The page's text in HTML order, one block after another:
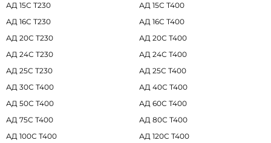
АД 15С Т230
АД 15С Т400
АД 16С Т230
АД 16С Т400
АД 20С Т230
АД 20С Т400
АД 24С Т230
АД 24С Т400
АД 25С Т230
АД 25С Т400
АД 30С Т400
АД 40С Т400
АД 50С Т400
АД 60С Т400
АД 75С Т400
АД 80С Т400
АД 100С Т400
АД 120С Т400